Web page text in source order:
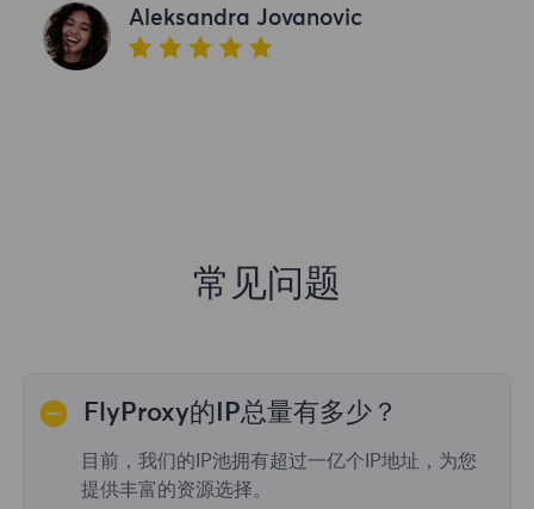
Aleksandra Jovanovic
常见问题
FlyProxy的IP总量有多少？
目前，我们的IP池拥有超过一亿个IP地址，为您
提供丰富的资源选择。